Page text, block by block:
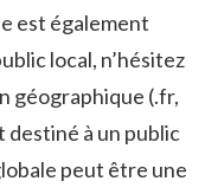
est également
local, n’hésitez
géographique (.fr,
destiné à un public
peut être une